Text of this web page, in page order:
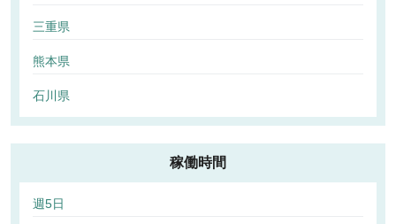
三重県
熊本県
石川県
稼働時間
週5日